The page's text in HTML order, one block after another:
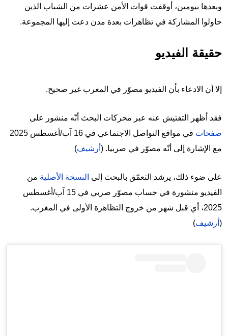
وبعدها بيومين، أوقفت قوات الأمن عشرات من الشباب الذين
حاولوا المشاركة في تظاهرات بعدة مدن دعت إليها المجموعة.
حقيقة الفيديو
إلا أن الادعاء بأن الفيديو مصوّر في المغرب غير صحيح.
فقد أظهر التفتيش عنه عبر محركات البحث أنّه منشور على
صفحات
في مواقع التواصل الاجتماعي في 16 آب/أغسطس 2025
مع الإشارة إلى أنّه مصوّر في صربيا. ( أرشيف)
على ضوء ذلك، يرشد التعمّق بالبحث إلى النسخة الأصلية من
الفيديو منشورة في حساب مصوّر صربي في 15 آب/أغسطس
2025، أي قبل شهر من خروج التظاهرة الأولى في المغرب.
( أرشيف)